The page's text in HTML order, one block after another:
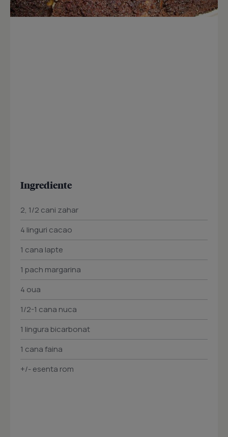
Ingrediente
2, 1/2 cani zahar
4 linguri cacao
1 cana lapte
1 pach margarina
4 oua
1/2-1 cana nuca
1 lingura bicarbonat
1 cana faina
+/- esenta rom